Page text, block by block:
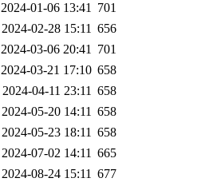
2024-01-06 13:41 701
2024-02-28 15:11 656
2024-03-06 20:41 701
2024-03-21 17:10 658
2024-04-11 23:11 658
2024-05-20 14:11 658
2024-05-23 18:11 658
2024-07-02 14:11 665
2024-08-24 15:11 677